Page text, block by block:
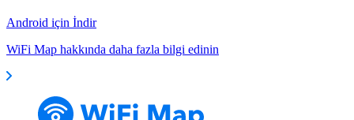
Android için İndir
WiFi Map hakkında daha fazla bilgi edinin